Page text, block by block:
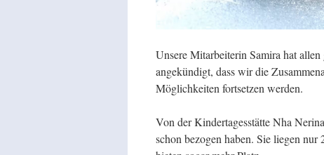
Unsere Mitarbeiterin Samira hat
angekündigt, dass wir die
Möglichkeiten fortsetzen werden.
Von der Kindertagesstätte Nha
schon bezogen haben. Sie liegen